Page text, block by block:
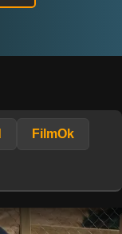
FilmOk